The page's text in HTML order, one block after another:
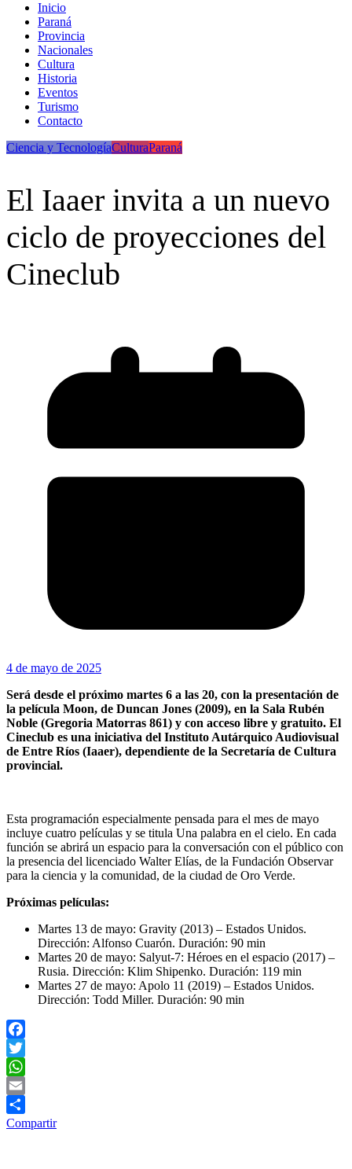
Inicio
Paraná
Provincia
Nacionales
Cultura
Historia
Eventos
Turismo
Contacto
Ciencia y TecnologíaCulturaParaná
El Iaaer invita a un nuevo
ciclo de proyecciones del
Cineclub
4 de mayo de 2025
Será desde el próximo martes 6 a las 20, con la presentación de
la película Moon, de Duncan Jones (2009), en la Sala Rubén
Noble (Gregoria Matorras 861) y con acceso libre y gratuito. El
Cineclub es una iniciativa del Instituto Autárquico Audiovisual
de Entre Ríos (Iaaer), dependiente de la Secretaría de Cultura
provincial.
Esta programación especialmente pensada para el mes de mayo
incluye cuatro películas y se titula Una palabra en el cielo. En cada
función se abrirá un espacio para la conversación con el público con
la presencia del licenciado Walter Elías, de la Fundación Observar
para la ciencia y la comunidad, de la ciudad de Oro Verde.
Próximas películas:
Martes 13 de mayo: Gravity (2013) – Estados Unidos.
Dirección: Alfonso Cuarón. Duración: 90 min
Martes 20 de mayo: Salyut-7: Héroes en el espacio (2017) –
Rusia. Dirección: Klim Shipenko. Duración: 119 min
Martes 27 de mayo: Apolo 11 (2019) – Estados Unidos.
Dirección: Todd Miller. Duración: 90 min
Facebook
Twitter
WhatsApp
Email
Compartir